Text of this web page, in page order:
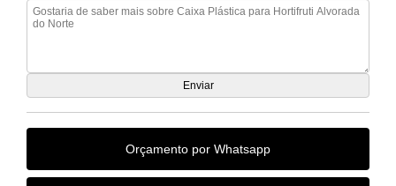
Orçamento por Whatsapp